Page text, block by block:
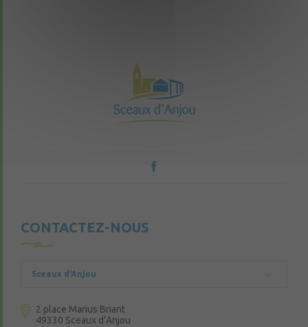
CONTACTEZ-NOUS
Sceaux d'Anjou
2 place Marius Briant
49330 Sceaux d’Anjou